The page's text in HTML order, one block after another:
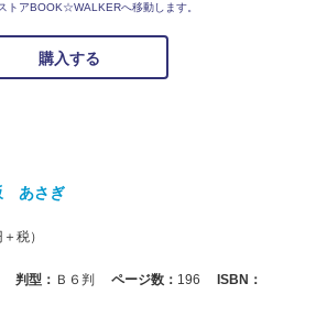
トアBOOK☆WALKERへ移動します。
購入する
あさぎ
＋税）
判型： Ｂ６判 ページ数： 196
ISBN：